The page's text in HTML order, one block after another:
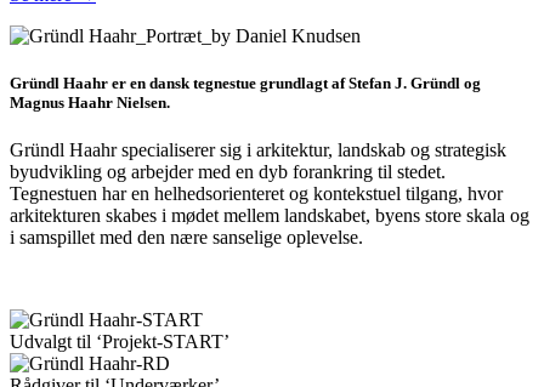
Gründl Haahr er en dansk tegnestue grundlagt af Stefan J. Gründl og
Magnus Haahr Nielsen.
Gründl Haahr specialiserer sig i arkitektur, landskab og strategisk
byudvikling og arbejder med en dyb forankring til stedet.
Tegnestuen har en helhedsorienteret og kontekstuel tilgang, hvor
arkitekturen skabes i mødet mellem landskabet, byens store skala og
i samspillet med den nære sanselige oplevelse.
Udvalgt til ‘Projekt-START’